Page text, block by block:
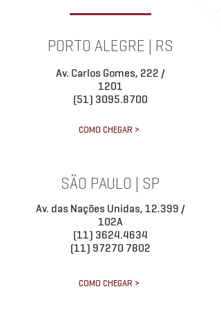
PORTO ALEGRE | RS
Av. Carlos Gomes, 222 /
1201
(51) 3095.8700
COMO CHEGAR >
SÃO PAULO | SP
Av. das Nações Unidas, 12.399 /
102A
(11) 3624.4634
(11) 97270 7802
COMO CHEGAR >